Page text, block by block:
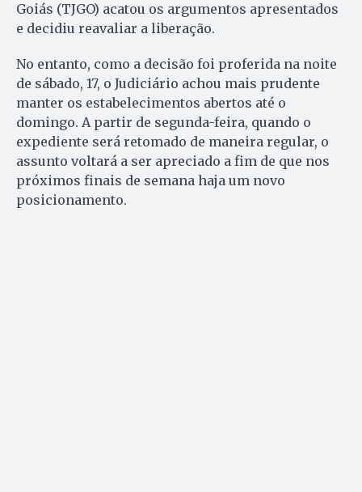
Goiás (TJGO) acatou os argumentos apresentados
e decidiu reavaliar a liberação.
No entanto, como a decisão foi proferida na noite
de sábado, 17, o Judiciário achou mais prudente
manter os estabelecimentos abertos até o
domingo. A partir de segunda-feira, quando o
expediente será retomado de maneira regular, o
assunto voltará a ser apreciado a fim de que nos
próximos finais de semana haja um novo
posicionamento.